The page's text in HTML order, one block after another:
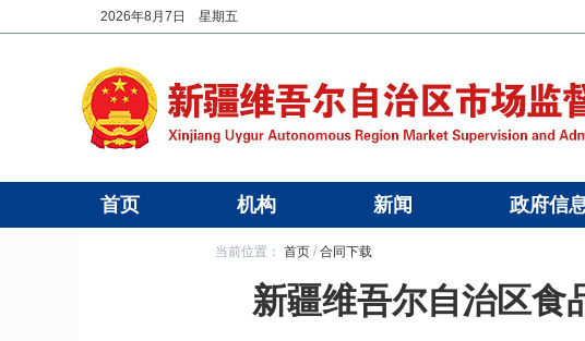
2026年8月7日 星期五
首页 机构 新闻 政府信
当前位置： 首页 / 合同下载
新疆维吾尔自治区食